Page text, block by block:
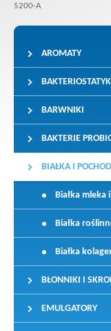
5200-A
AROMATY
BARWNIKI
BAKTERIE
BIAŁKA I
Białka
Białka
Białka
BŁONNIKI I
EMULGATORY